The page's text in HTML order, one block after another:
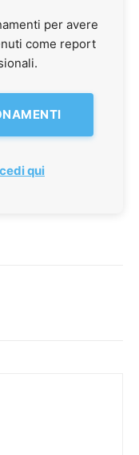
per avere
come report
qui